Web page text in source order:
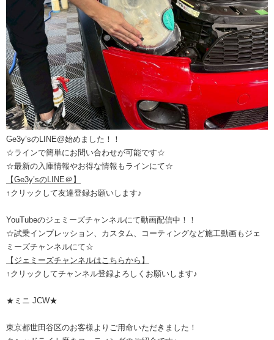
Ge3y’sのLINE@始めました！！
☆ラインで簡単にお問い合わせが可能です☆
☆最新の入庫情報やお得な情報もラインにて☆
【Ge3y’sのLINE＠】
↑クリックして友達登録お願いします♪
YouTubeのジェミーズチャンネルにて動画配信中！！
☆試乗インプレッション、カスタム、コーティングなど施工動画もジェ
ミーズチャンネルにて☆
【ジェミーズチャンネルはこちらから】
↑クリックしてチャンネル登録よろしくお願いします♪
★ミニ JCW★
東京都世田谷区のお客様よりご用命いただきました！